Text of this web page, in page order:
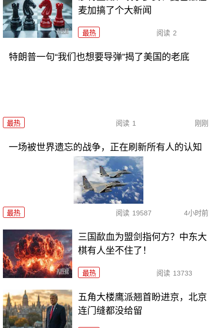
麦加搞了个大新闻
最热 阅读 2
特朗普一句“我们也想要导弹”揭了美国的老底
最热 阅读 1 刚刚
一场被世界遗忘的战争，正在刷新所有人的认知
最热 阅读 19587 4小时前
三国歃血为盟剑指何方？中东大
棋有人坐不住了！
最热 阅读 13733
五角大楼鹰派翘首盼进京，北京
连门缝都没给留